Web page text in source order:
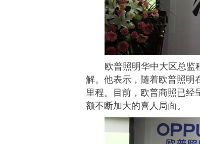
欧普照明华中大区总监
解。他表示，随着欧普照明
里程。目前，欧普商照已经
额不断加大的喜人局面。